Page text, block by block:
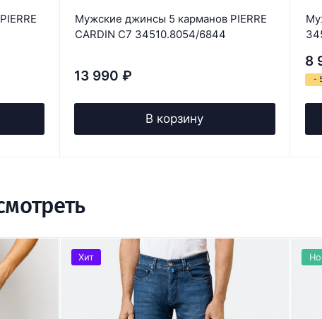
Мужские джинсы 5 карманов PIERRE
CARDIN C7 34510.8054/6844
13 990 ₽
В корзину
8
-
Хит